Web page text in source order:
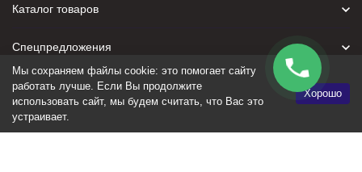
Каталог товаров
Спецпредложения
Для покупателя
Политика персональных данных
Мы сохраняем файлы cookie: это помогает сайту
работать лучше. Если Вы продолжите
использовать сайт, мы будем считать, что Вас это
устраивает.
Хорошо